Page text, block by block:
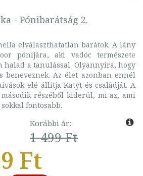
- Pónibarátság 2.
elválaszthatatlan barátok. A lány
pónijára, aki vadóc természete
halad a tanulással. Olyannyira, hogy
beneveznek. Az élet azonban ennél
elé állítja Katyt és családját. A
részéből kiderül, mi az, ami
fontosabb.
Korábbi ár:
1 499 Ft
Ft